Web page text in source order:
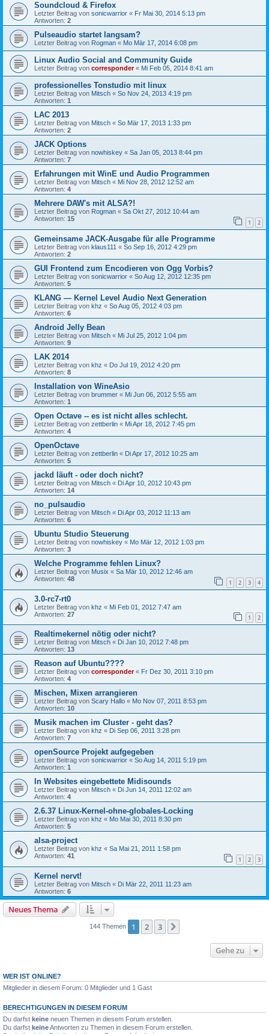
Soundcloud & Firefox
Letzter Beitrag von sonicwarrior « Fr Mai 30, 2014 5:13 pm
Antworten: 2
Pulseaudio startet langsam?
Letzter Beitrag von Rogman « Mo Mär 17, 2014 6:08 pm
Linux Audio Social and Community Guide
Letzter Beitrag von corresponder« Mi Feb 05, 2014 8:41 am
professionelles Tonstudio mit linux
Letzter Beitrag von Mitsch « So Nov 24, 2013 4:19 pm
Antworten: 1
LAC 2013
Letzter Beitrag von Mitsch « So Mär 17, 2013 1:33 pm
Antworten: 2
JACK Options
Letzter Beitrag von nowhiskey « Sa Jan 05, 2013 8:44 pm
Antworten: 7
Erfahrungen mit WinE und Audio Programmen
Letzter Beitrag von Mitsch « Mi Nov 28, 2012 12:52 am
Antworten: 4
Mehrere DAW's mit ALSA?!
Letzter Beitrag von Rogman « Sa Okt 27, 2012 10:44 am
Antworten: 15 1 2
Gemeinsame JACK-Ausgabe für alle Programme
Letzter Beitrag von klaus111 « So Sep 16, 2012 4:29 pm
Antworten: 2
GUI Frontend zum Encodieren von Ogg Vorbis?
Letzter Beitrag von sonicwarrior « So Aug 12, 2012 12:35 pm
Antworten: 5
KLANG — Kernel Level Audio Next Generation
Letzter Beitrag von khz « So Aug 05, 2012 4:03 pm
Antworten: 6
Android Jelly Bean
Letzter Beitrag von Mitsch « Mi Jul 25, 2012 1:04 pm
Antworten: 9
LAK 2014
Letzter Beitrag von khz « Do Jul 19, 2012 4:20 pm
Antworten: 8
Installation von WineAsio
Letzter Beitrag von brummer « Mi Jun 06, 2012 5:55 am
Antworten: 1
Open Octave -- es ist nicht alles schlecht.
Letzter Beitrag von zettberlin « Mi Apr 18, 2012 7:45 pm
Antworten: 4
OpenOctave
Letzter Beitrag von zettberlin « Di Apr 17, 2012 10:25 am
Antworten: 5
jackd läuft - oder doch nicht?
Letzter Beitrag von Mitsch « Di Apr 10, 2012 10:43 pm
Antworten: 14
no_pulsaudio
Letzter Beitrag von Mitsch « Di Apr 03, 2012 11:13 am
Antworten: 6
Ubuntu Studio Steuerung
Letzter Beitrag von nowhiskey « Mo Mär 12, 2012 1:03 pm
Antworten: 3
Welche Programme fehlen Linux?
Letzter Beitrag von Musix « Sa Mär 10, 2012 12:46 am
Antworten: 48 1 2 3 4
3.0-rc7-rt0
Letzter Beitrag von khz « Mi Feb 01, 2012 7:47 am
Antworten: 27 1 2
Realtimekernel nötig oder nicht?
Letzter Beitrag von Mitsch « Di Jan 10, 2012 7:48 pm
Antworten: 13
Reason auf Ubuntu????
Letzter Beitrag von corresponder« Fr Dez 30, 2011 3:10 pm
Antworten: 4
Mischen, Mixen arrangieren
Letzter Beitrag von Scary Hallo « Mo Nov 07, 2011 8:53 pm
Antworten: 10
Musik machen im Cluster - geht das?
Letzter Beitrag von khz « Di Sep 06, 2011 3:28 pm
Antworten: 7
openSource Projekt aufgegeben
Letzter Beitrag von sonicwarrior « So Aug 14, 2011 5:19 pm
Antworten: 1
In Websites eingebettete Midisounds
Letzter Beitrag von Mitsch « Di Jun 14, 2011 12:02 am
Antworten: 4
2.6.37 Linux-Kernel-ohne-globales-Locking
Letzter Beitrag von khz « Mo Mai 30, 2011 8:30 pm
Antworten: 5
alsa-project
Letzter Beitrag von khz « Sa Mai 21, 2011 1:58 pm
Antworten: 41 1 2 3
Kernel nervt!
Letzter Beitrag von Mitsch « Di Mär 22, 2011 11:23 am
Antworten: 6
Neues Thema
144 Themen 1 2 3
Gehe zu
WER IST ONLINE?
Mitglieder in diesem Forum: 0 Mitglieder und 1 Gast
BERECHTIGUNGEN IN DIESEM FORUM
Du darfst keine neuen Themen in diesem Forum erstellen.
Du darfst keineAntworten zu Themen in diesem Forum erstellen.